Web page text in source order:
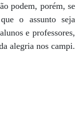
podem, porém, se
o assunto seja
e professores,
alegria nos campi.